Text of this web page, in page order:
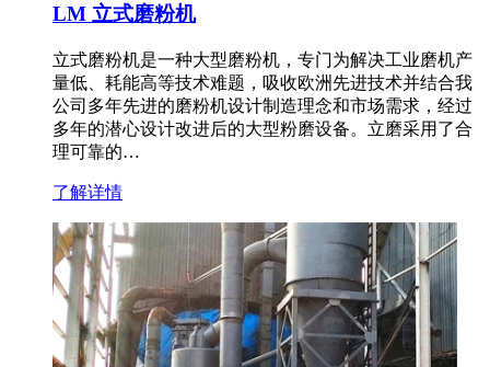
LM 立式磨粉机
立式磨粉机是一种大型磨粉机，专门为解决工业磨机产
量低、耗能高等技术难题，吸收欧洲先进技术并结合我
公司多年先进的磨粉机设计制造理念和市场需求，经过
多年的潜心设计改进后的大型粉磨设备。立磨采用了合
理可靠的…
了解详情